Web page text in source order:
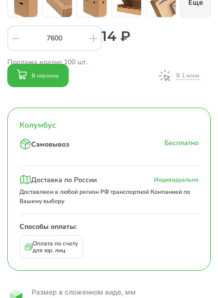
Еще
Продажа кратно 100 шт.
14 ₽
В корзину В 1 клик
Колумбус
Самовывоз Бесплатно
Доставка по России
Индивидуально
Доставляем в любой регион РФ транспортной Компанией по
Вашему выбору
Способы оплаты:
Оплата по счету
для юр. лиц
Размер в сложенном виде, мм